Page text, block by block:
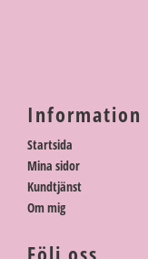
Information
Startsida
Mina sidor
Kundtjänst
Om mig